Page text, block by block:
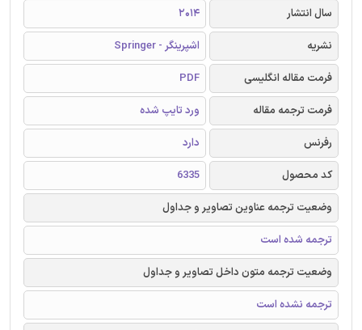
سال انتشار
2014
نشریه
اشپرینگر - Springer
فرمت مقاله انگلیسی
PDF
فرمت ترجمه مقاله
ورد تایپ شده
رفرنس
دارد
کد محصول
6335
وضعیت ترجمه عناوین تصاویر و جداول
ترجمه شده است
وضعیت ترجمه متون داخل تصاویر و جداول
ترجمه نشده است